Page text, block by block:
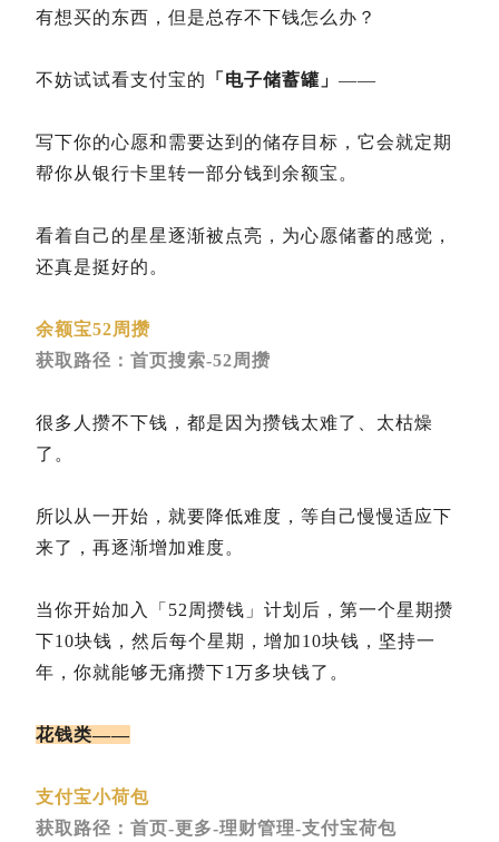
有想买的东西，但是总存不下钱怎么办？
不妨试试看支付宝的 「电子储蓄罐」 ——
写下你的心愿和需要达到的储存目标，它会就定期
帮你从银行卡里转一部分钱到余额宝。
看着自己的星星逐渐被点亮，为心愿储蓄的感觉，
还真是挺好的。
余额宝52周攒
获取路径：首页搜索-52周攒
很多人攒不下钱，都是因为攒钱太难了、太枯燥
了。
所以从一开始，就要降低难度，等自己慢慢适应下
来了，再逐渐增加难度。
当你开始加入「52周攒钱」计划后，第一个星期攒
下10块钱，然后每个星期，增加10块钱，坚持一
年，你就能够无痛攒下1万多块钱了。
花钱类——
支付宝小荷包
获取路径：首页-更多-理财管理-支付宝荷包